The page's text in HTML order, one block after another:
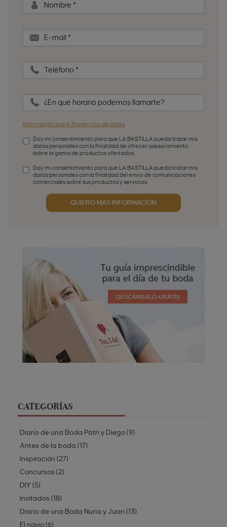
Nombre *
E-mail *
Teléfono *
¿En qué horario podemos llamarte?
Información sobre Protección de datos
Doy mi consentimiento para que LA BASTILLA pueda tratar mis
datos personales con la finalidad de ofrecer asesoramiento
sobre la gama de productos ofertados.
Aceptación de condiciones*
Doy mi consentimiento para que LA BASTILLA pueda tratar mis
datos personales con la finalidad del envío de comunicaciones
comerciales sobre sus productos y servicios.
Aceptación publicidad
QUIERO MÁS INFORMACIÓN
CATEGORÍAS
Diario de una Boda Patri y Diego(9)
Antes de la boda (17)
Inspiración (27)
Concursos (2)
DIY (5)
Invitados (18)
Diario de una Boda Nuria y Juan (13)
El novio(6)